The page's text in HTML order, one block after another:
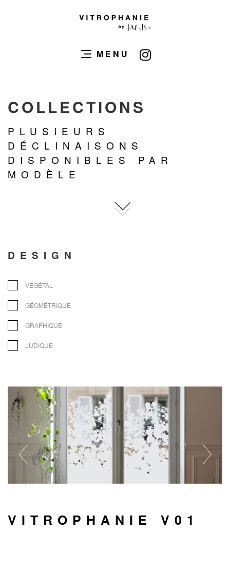
MENU
COLLECTIONS
PLUSIEURS
DÉCLINAISONS
DISPONIBLES PAR
MODÈLE
DESIGN
GÉOMÉTRIQUE
VÉGÉTAL
GRAPHIQUE
LUDIQUE
VITROPHANIE V01